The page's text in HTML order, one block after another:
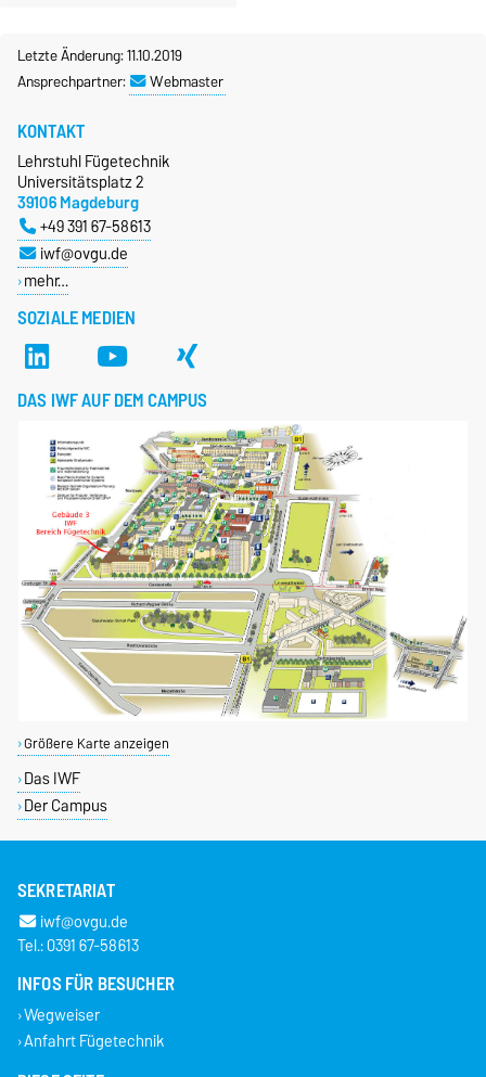
Letzte Änderung: 11.10.2019
Ansprechpartner:
Webmaster
SOZIALE MEDIEN
KONTAKT
Lehrstuhl Fügetechnik
Universitätsplatz 2
39106 Magdeburg
+49 391 67-58613
iwf@ovgu.de
mehr…
DAS IWF AUF DEM CAMPUS
Größere Karte anzeigen
Das IWF
Der Campus
SEKRETARIAT
iwf@ovgu.de
Tel.: 0391 67-58613
INFOS FÜR BESUCHER
Wegweiser
Anfahrt Fügetechnik